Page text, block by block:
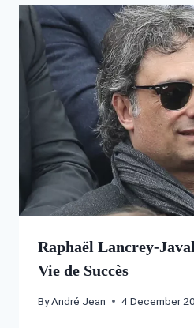
Raphaël Lancrey-
Vie de Succès
ByAndré Jean 4 December